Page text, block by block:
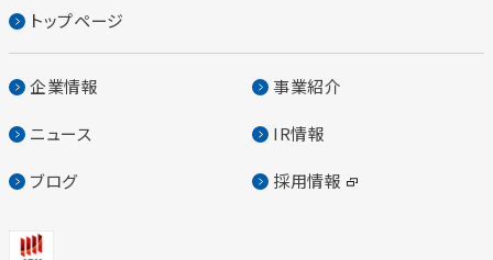
トップページ
企業情報 事業紹介
ニュース IR情報
ブログ 採用情報